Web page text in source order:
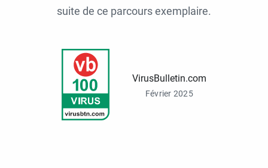
suite de ce parcours exemplaire.
VirusBulletin.com
Février 2025